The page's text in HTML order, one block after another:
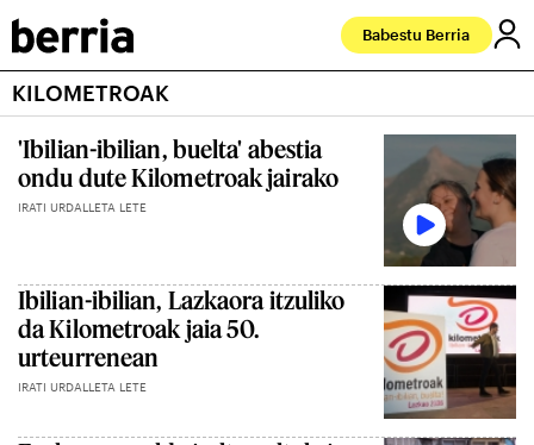
Babestu Berria
KILOMETROAK
'Ibilian-ibilian, buelta' abestia
ondu dute Kilometroak jairako
IRATI URDALLETA LETE
Ibilian-ibilian, Lazkaora itzuliko
da Kilometroak jaia 50.
urteurrenean
IRATI URDALLETA LETE